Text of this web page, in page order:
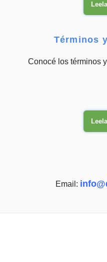
Términos
Conocé los términos
Email: